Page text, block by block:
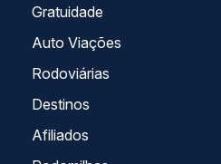
Gratuidade
Auto Viações
Rodoviárias
Destinos
Afiliados